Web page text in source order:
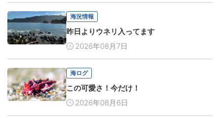
海況情報
昨日よりウネリ入ってます
2026年08月7日
海ログ
この可愛さ！今だけ！
2026年08月6日